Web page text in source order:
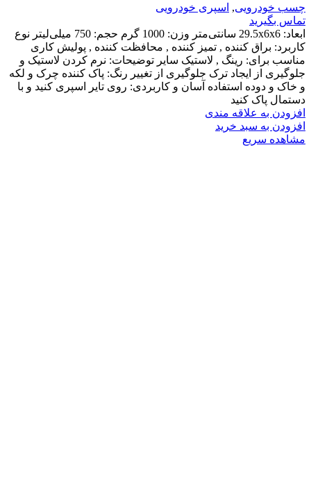
چسب خودرویی, اسپری خودرویی
تماس بگیرید
ابعاد: 29.5x6x6 سانتی‌متر
وزن: 1000 گرم حجم: 750 میلی‌لیتر
نوع
کاربرد: براق کننده , تمیز کننده , محافظت کننده , پولیش کاری
مناسب برای: رینگ , لاستیک سایر توضیحات: نرم کردن لاستیک و
جلوگیری از ایجاد ترک جلوگیری از تغییر رنگ: پاک کننده چرک و لکه
و خاک و دوده استفاده آسان و کاربردی: روی تایر اسپری کنید و با
دستمال پاک کنید
افزودن به علاقه مندی
افزودن به سبد خرید
مشاهده سریع